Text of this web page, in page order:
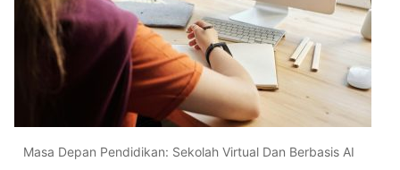
Masa Depan Pendidikan: Sekolah Virtual Dan Berbasis AI